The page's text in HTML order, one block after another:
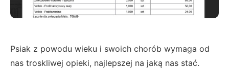
Psiak z powodu wieku i swoich chorób wymaga od
nas troskliwej opieki, najlepszej na jaką nas stać.